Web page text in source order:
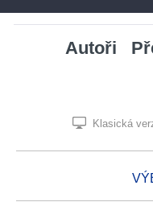
Autoři
Klasická